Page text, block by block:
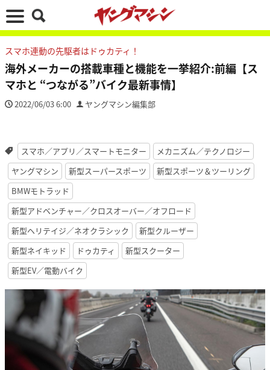
スマホ連動の先駆者はドゥカティ！
海外メーカーの搭載車種と機能を一挙紹介:前編【ス
マホと “つながる”バイク最新事情】
2022/06/03 6:00 ヤングマシン編集部
スマホ／アプリ／スマートモニター
メカニズム／テクノロジー
ヤングマシン
新型スーパースポーツ
新型スポーツ＆ツーリング
BMWモトラッド
新型アドベンチャー／クロスオーバー／オフロード
新型ヘリテイジ／ネオクラシック
新型クルーザー
新型ネイキッド
ドゥカティ
新型スクーター
新型EV／電動バイク